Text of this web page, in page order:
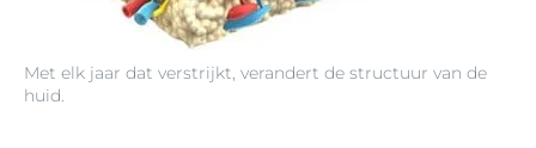
Met elk jaar dat verstrijkt, verandert de structuur van de
huid.